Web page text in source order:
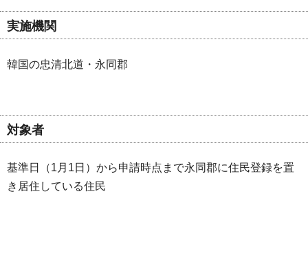
実施機関
韓国の忠清北道・永同郡
対象者
基準日（1月1日）から申請時点まで永同郡に住民登録を置
き居住している住民